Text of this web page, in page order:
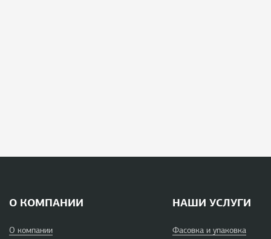
О КОМПАНИИ
О компании
НАШИ УСЛУГИ
Фасовка и упаковка